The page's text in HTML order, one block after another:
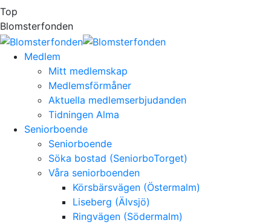
Top
Blomsterfonden
Medlem
Mitt medlemskap
Medlemsförmåner
Aktuella medlemserbjudanden
Tidningen Alma
Seniorboende
Seniorboende
Söka bostad (SeniorboTorget)
Våra seniorboenden
Körsbärsvägen (Östermalm)
Liseberg (Älvsjö)
Ringvägen (Södermalm)